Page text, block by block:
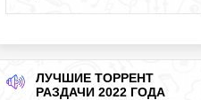
ЛУЧШИЕ ТОРРЕНТ
РАЗДАЧИ 2022 ГОДА